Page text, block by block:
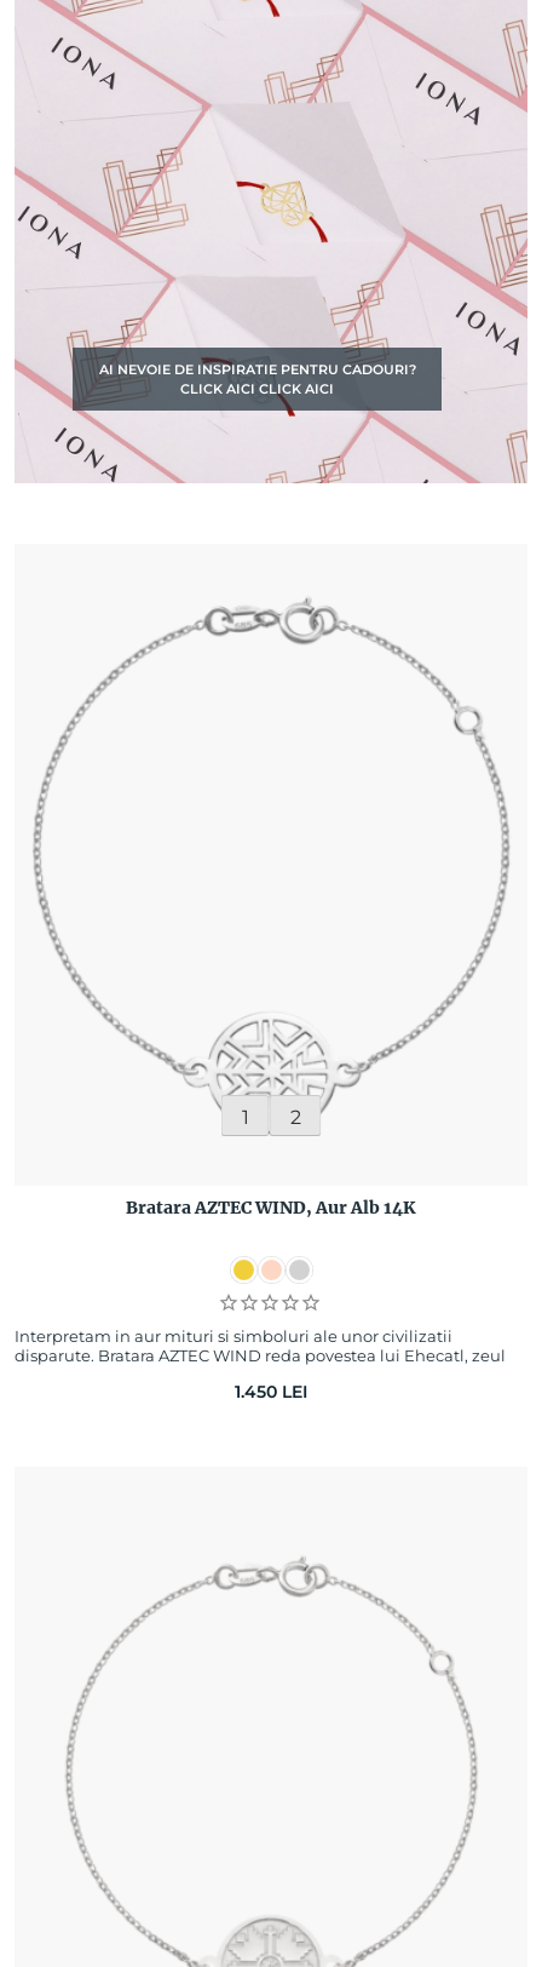
AI NEVOIE DE INSPIRATIE PENTRU CADOURI?
CLICK AICI CLICK AICI
1 2
Bratara AZTEC WIND, Aur Alb 14K
Interpretam in aur mituri si simboluri ale unor civilizatii
disparute. Bratara AZTEC WIND reda povestea lui Ehecatl, zeul
1.450 LEI